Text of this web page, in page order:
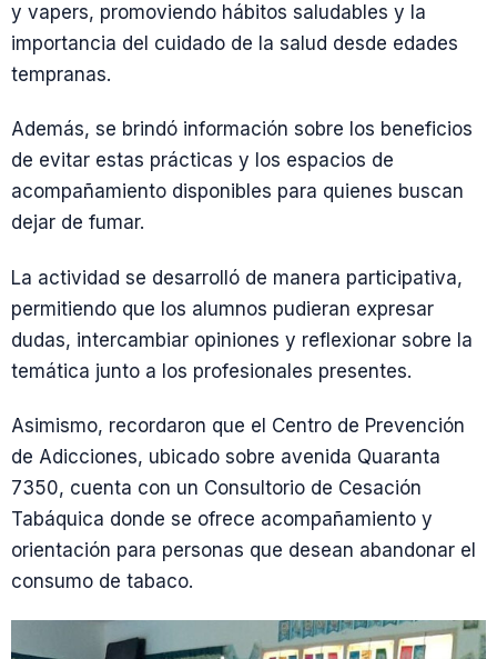
y vapers, promoviendo hábitos saludables y la
importancia del cuidado de la salud desde edades
tempranas.
Además, se brindó información sobre los beneficios
de evitar estas prácticas y los espacios de
acompañamiento disponibles para quienes buscan
dejar de fumar.
La actividad se desarrolló de manera participativa,
permitiendo que los alumnos pudieran expresar
dudas, intercambiar opiniones y reflexionar sobre la
temática junto a los profesionales presentes.
Asimismo, recordaron que el Centro de Prevención
de Adicciones, ubicado sobre avenida Quaranta
7350, cuenta con un Consultorio de Cesación
Tabáquica donde se ofrece acompañamiento y
orientación para personas que desean abandonar el
consumo de tabaco.